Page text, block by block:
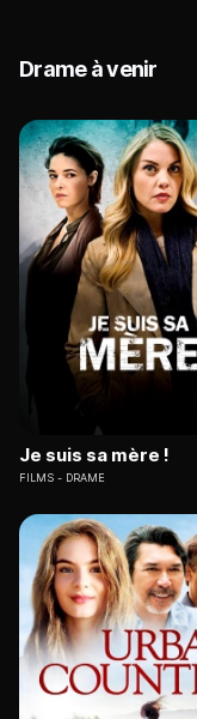
Drame à venir
Je suis sa mère !
FILMS DRAME